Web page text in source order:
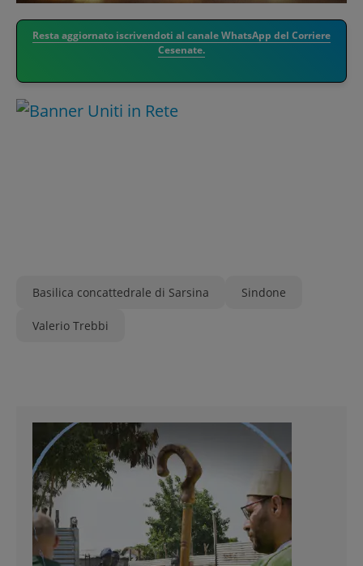
Resta aggiornato iscrivendoti al canale WhatsApp del Corriere
Cesenate.
Basilica concattedrale di Sarsina Sindone
Valerio Trebbi